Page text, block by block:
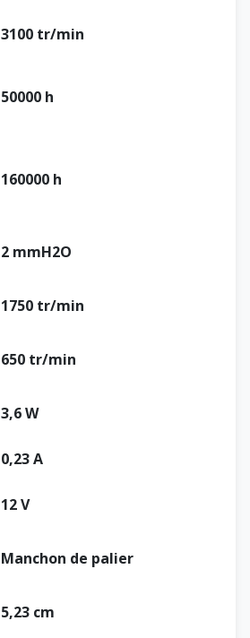
3100 tr/min
50000 h
160000 h
2 mmH2O
1750 tr/min
650 tr/min
3,6 W
0,23 A
12 V
Manchon de palier
5,23 cm